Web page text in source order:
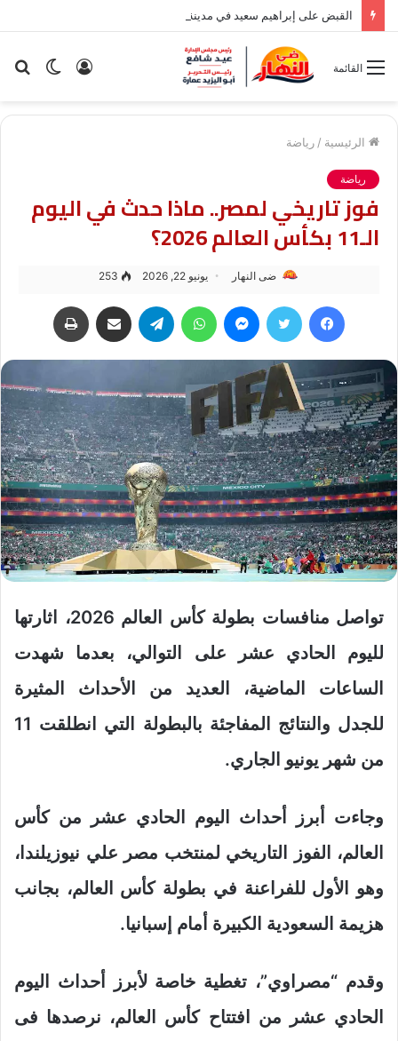
القبض على إبراهيم سعيد في مدينة نصر بسبب قضية نفقة
الوضع تسجيل
القائمة
الرئيسية / رياضة
رياضة
فوز تاريخي لمصر.. ماذا حدث في اليوم
الـ11 بكأس العالم 2026؟
ضى النهار يونيو 22, 2026 253
فيسبوك تويتر ماسنجر واتساب تيلقرام مشاركة عبر البريد
تواصل منافسات بطولة كأس العالم 2026، اثارتها
لليوم الحادي عشر على التوالي، بعدما شهدت
الساعات الماضية، العديد من الأحداث المثيرة
للجدل والنتائج المفاجئة بالبطولة التي انطلقت 11
من شهر يونيو الجاري.
وجاءت أبرز أحداث اليوم الحادي عشر من كأس
العالم، الفوز التاريخي لمنتخب مصر علي نيوزيلندا،
وهو الأول للفراعنة في بطولة كأس العالم، بجانب
هزيمة السعودية الكبيرة أمام إسبانيا.
وقدم “مصراوي”، تغطية خاصة لأبرز أحداث اليوم
الحادي عشر من افتتاح كأس العالم، نرصدها فى